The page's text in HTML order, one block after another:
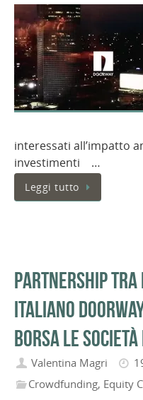
interessati all’impatto
investimenti …
Leggi tutto
Partnership tra
italiano
Borsa le
Valentina Magri
Crowdfunding, Equity